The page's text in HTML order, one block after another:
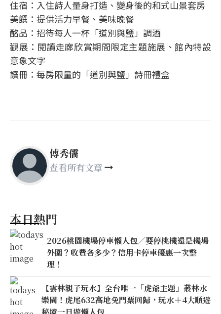
住宿：入住詩人量身打造、變身後的和式山景套房
美饌：提供活力早餐、美味晚餐
酩品：招待每人一杯「道別與鹽」調酒
觀展：閱讀走廊欣賞期間限定主題施展、館內特設
意象文字
讀冊：每房限量的「道別與鹽」詩冊禮盒
傅秀儒
查看所有文章
本日熱門
2026桃園機場停車懶人包／要停桃機還是機場
外圍？收費各多少？信用卡停車優惠一次整
理！
【雲林親子玩水】全台唯一「虎爺主題」叢林水
樂園！虎尾632高地免門票回歸，玩水＋4大順遊
秘境一日遊懶人包